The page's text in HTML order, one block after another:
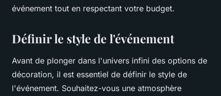
événement tout en respectant votre budget.
Définir le style de l'événement
Avant de plonger dans l'univers infini des options de
décoration, il est essentiel de définir le style de
l'événement. Souhaitez-vous une atmosphère